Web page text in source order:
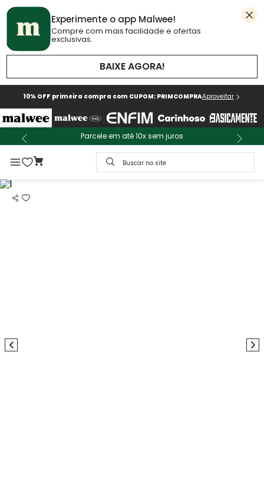
Experimente o app Malwee!
Compre com mais facilidade e ofertas
exclusivas.
BAIXE AGORA!
10% OFF primeira compra com CUPOM: PRIMCOMPRAAproveitar
Parcele em até 10x sem juros
Buscar no site